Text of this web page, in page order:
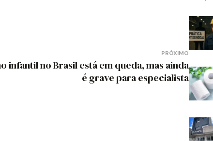
PRÓXIMO
infantil no Brasil está em queda, mas ainda
é grave para especialista